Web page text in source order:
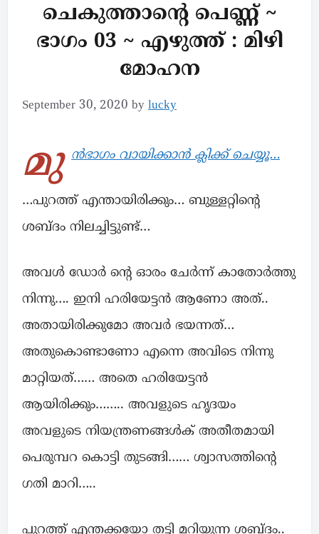
ചെകുത്താന്റെ പെണ്ണ് ~
ഭാഗം 03 ~ എഴുത്ത് : മിഴി
മോഹന
September 30, 2020 by lucky
മു ൻഭാഗം വായിക്കാൻ ക്ലിക്ക് ചെയ്യൂ…
…പുറത്ത് എന്തായിരിക്കും… ബുള്ളറ്റിന്റെ
ശബ്ദം നിലച്ചിട്ടുണ്ട്…
അവൾ ഡോർ ന്റെ ഓരം ചേർന്ന് കാതോർത്തു
നിന്നു…. ഇനി ഹരിയേട്ടൻ ആണോ അത്..
അതായിരിക്കുമോ അവർ ഭയന്നത്…
അതുകൊണ്ടാണോ എന്നെ അവിടെ നിന്നു
മാറ്റിയത്…… അതെ ഹരിയേട്ടൻ
ആയിരിക്കും…….. അവളുടെ ഹൃദയം
അവളുടെ നിയന്ത്രണങ്ങൾക് അതീതമായി
പെരുമ്പറ കൊട്ടി തുടങ്ങി…… ശ്വാസത്തിന്റെ
ഗതി മാറി…..
പുറത്ത് എന്തക്കയോ തട്ടി മറിയുന്ന ശബ്ദം..